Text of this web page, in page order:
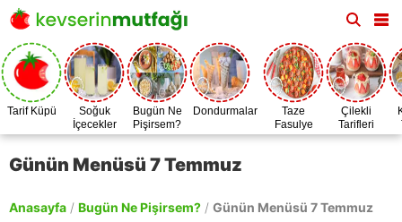
Tarif Küpü
Soğuk
İçecekler
Bugün Ne
Pişirsem?
Dondurmalar
Taze
Fasulye
Zamanı
Çilekli
Tarifleri
Günün Menüsü 7 Temmuz
Anasayfa / Bugün Ne Pişirsem? / Günün Menüsü 7 Temmuz